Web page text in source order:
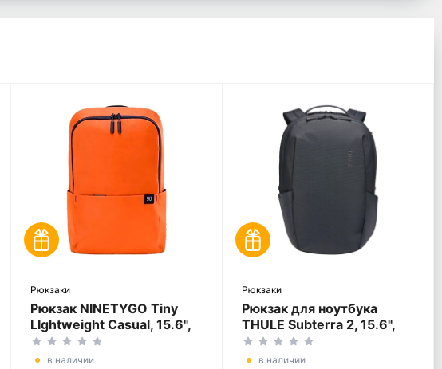
Рюкзаки
Рюкзак NINETYGO Tiny
LIghtweight Casual, 15.6",
Полиэстер 600D,
Оранжевый
в наличии
Рюкзаки
Рюкзак для ноутбука
THULE Subterra 2, 15.6",
Dark Slate
в наличии